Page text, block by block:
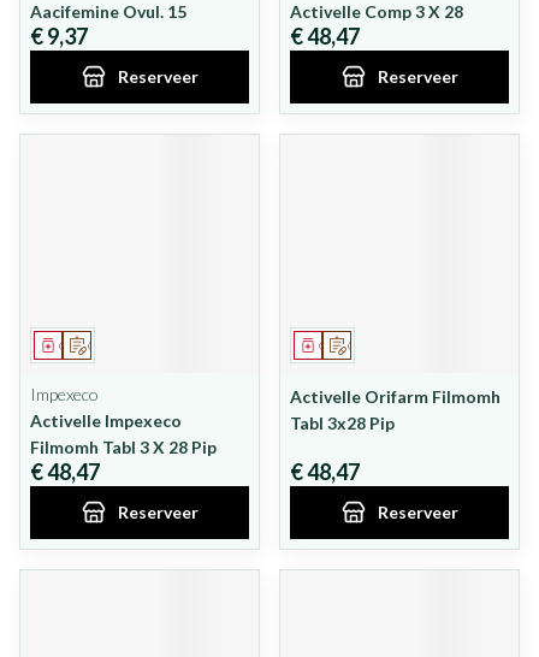
Aacifemine Ovul. 15
€ 9,37
Reserveer
Activelle Comp 3 X 28
€ 48,47
Reserveer
Op voorschrift
Geneesmiddel
Impexeco
Activelle Impexeco
Filmomh Tabl 3 X 28 Pip
€ 48,47
Reserveer
Op voorschrift
Geneesmiddel
Activelle Orifarm Filmomh
Tabl 3x28 Pip
€ 48,47
Reserveer